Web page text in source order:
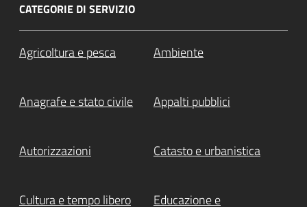
CATEGORIE DI SERVIZIO
Agricoltura e pesca Ambiente
Anagrafe e stato civile Appalti pubblici
Autorizzazioni Catasto e urbanistica
Cultura e tempo libero
Educazione e